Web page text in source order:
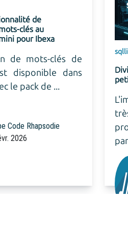
Diviser un fichier SQL
petits fichiers pour un
L'importation d'un
très grande taille
problématique,
parfois la saturation ...
Olivier PORTIER